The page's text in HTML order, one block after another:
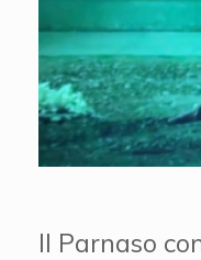
Il Parnaso